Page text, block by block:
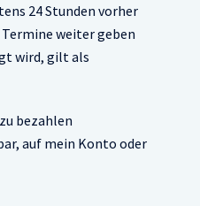
24 Stunden vorher
weiter geben
wird, gilt als
bezahlen
auf mein Konto oder